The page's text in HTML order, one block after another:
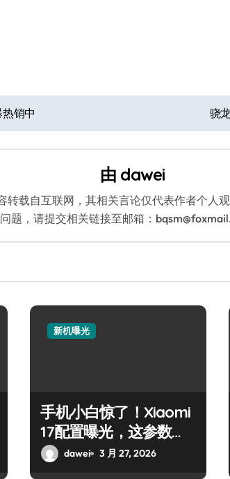
销中 骁
由 dawei
转载自互联网，其相关言论仅代表作者个人
题，请提交相关链接至邮箱：
新机曝光
手机小白惊了！Xiaomi
17配置曝光，这参数绝
了！dawei 3 月 27, 2026